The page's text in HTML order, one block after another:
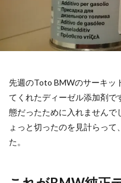
先週のToto BMWのサーキッ
てくれたディーゼル添加剤
態だったために入れませんで
ょっと切ったのを見計らっ
た。